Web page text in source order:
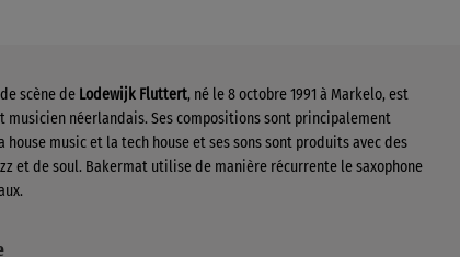
scène de Lodewijk Fluttert, né le8 octobre 1991 à Markelo, est
musicien néerlandais. Ses compositions sont principalement
house music et la tech house et ses sons sont produits avec des
et de soul. Bakermat utilise de manière récurrente le saxophone